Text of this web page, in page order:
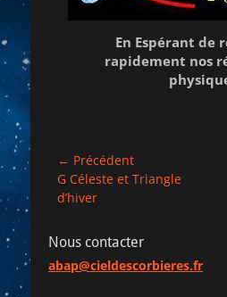
En Espérant de
rapidement nos
Navigation
de
l’article
← Précédent
Article
précédent :
G Céleste et Triangle
d’hiver
Nous contacter
abap@cieldescorbieres.fr